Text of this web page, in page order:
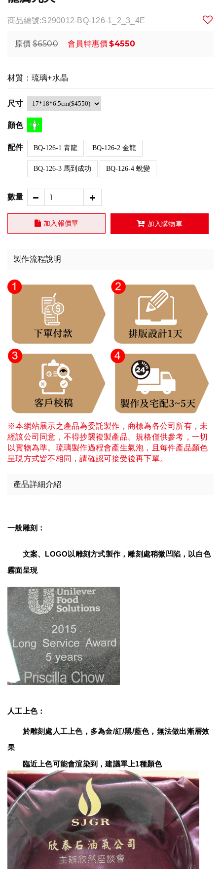
商品編號:S290012-BQ-126-1_2_3_4E
原價 $6500 會員特惠價$4550
材質：琉璃+水晶
尺寸
顏色
配件 BQ-126-1 青龍 BQ-126-2 金龍
BQ-126-3 馬到成功 BQ-126-4 蛻變
數量
加入報價單 加入購物車
製作流程說明
※本網站展示之產品為委託製作，商標為各公司所有，未
經該公司同意，不得抄襲複製產品。規格僅供參考，一切
以實物為準。琉璃製作過程會產生氣泡，且每件產品顏色
呈現方式皆不相同，請確認可接受後再下單。
產品詳細介紹
一般雕刻：
文案、LOGO以雕刻方式製作，雕刻處稍微凹陷，以白色
霧面呈現
人工上色：
於雕刻處人工上色，多為金/紅/黑/藍色，無法做出漸層效
果
臨近上色可能會渲染到，建議單上1種顏色